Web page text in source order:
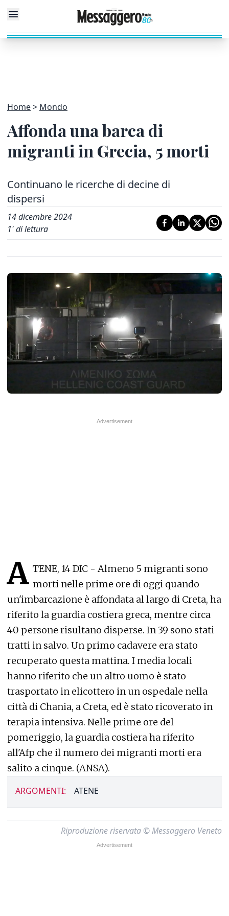
Home Mondo
Affonda una barca di
migranti in Grecia, 5 morti
Continuano le ricerche di decine di
dispersi
14 dicembre 2024
1' di lettura
A TENE, 14 DIC - Almeno 5 migranti sono
morti nelle prime ore di oggi quando
un'imbarcazione è affondata al largo di Creta, ha
riferito la guardia costiera greca, mentre circa
40 persone risultano disperse. In 39 sono stati
tratti in salvo. Un primo cadavere era stato
recuperato questa mattina. I media locali
hanno riferito che un altro uomo è stato
trasportato in elicottero in un ospedale nella
città di Chania, a Creta, ed è stato ricoverato in
terapia intensiva. Nelle prime ore del
pomeriggio, la guardia costiera ha riferito
all'Afp che il numero dei migranti morti era
salito a cinque. (ANSA).
ARGOMENTI: ATENE
Riproduzione riservata © Messaggero Veneto